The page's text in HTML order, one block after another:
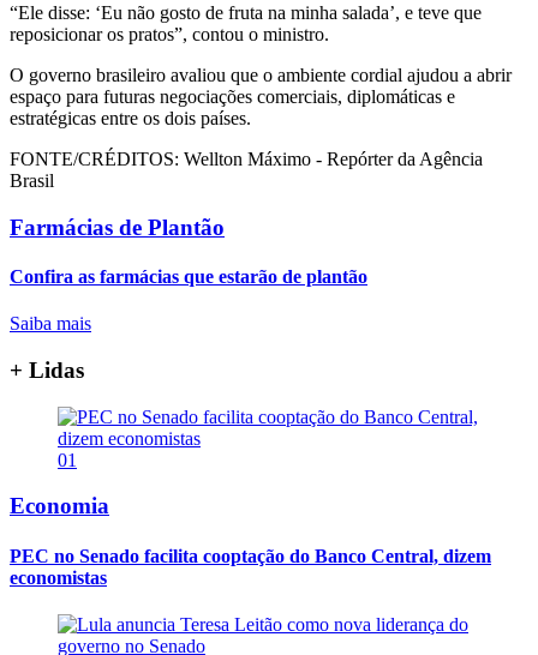
“Ele disse: ‘Eu não gosto de fruta na minha salada’, e teve que
reposicionar os pratos”, contou o ministro.
O governo brasileiro avaliou que o ambiente cordial ajudou a abrir
espaço para futuras negociações comerciais, diplomáticas e
estratégicas entre os dois países.
FONTE/CRÉDITOS: Wellton Máximo - Repórter da Agência
Brasil
Farmácias de Plantão
Confira as farmácias que estarão de plantão
Saiba mais
+ Lidas
01
Economia
PEC no Senado facilita cooptação do Banco Central, dizem
economistas